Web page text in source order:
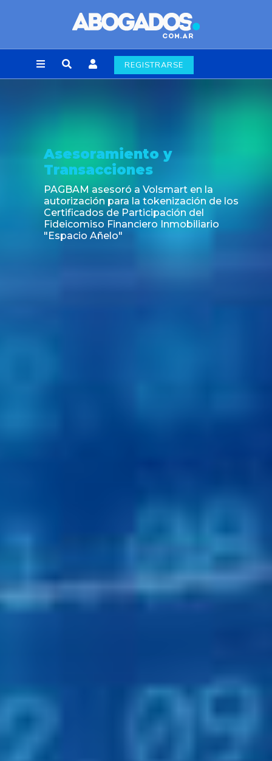
REGISTRARSE
Asesoramiento y
Transacciones
PAGBAM asesoró a Volsmart en la
autorización para la tokenización de los
Certificados de Participación del
Fideicomiso Financiero Inmobiliario
"Espacio Añelo"